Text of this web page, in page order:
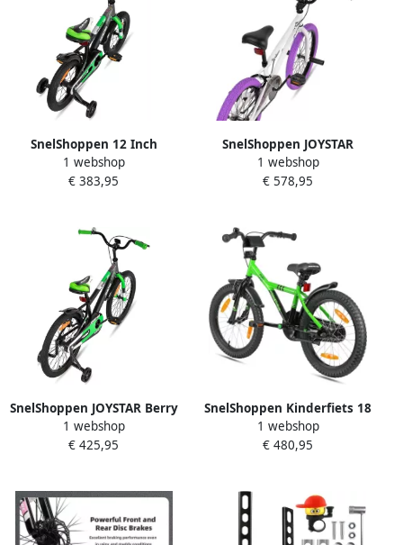
SnelShoppen 12 Inch
Kinderfiets voor 2-4 Jaar
Groene Fiets met Stabilizers
1 webshop
€ 383,95
SnelShoppen JOYSTAR
Gemsbok Freestyle
Kinderfiets 20 inch voor en
Buitenspele
1 webshop
€ 578,95
SnelShoppen JOYSTAR Berry
Kinderfiets 20 inch voor en
8-11 jaar met stabilisatoren
1 webshop
€ 425,95
SnelShoppen Kinderfiets 18
inch Groene Zwart Fiets
met Terugtraprem en
1 webshop
€ 480,95